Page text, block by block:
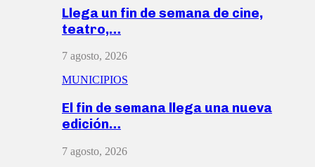
Llega un fin de semana de cine,
teatro,…
7 agosto, 2026
MUNICIPIOS
El fin de semana llega una nueva
edición…
7 agosto, 2026